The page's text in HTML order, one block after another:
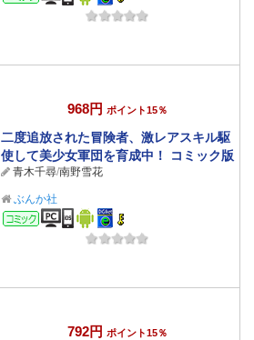
968円 ポイント15％
二度追放された冒険者、激レアスキル駆
使して美少女軍団を育成中！ コミック版
（7） 【かきおろし小説付】
青木千尋/南野雪花
ぶんか社
コミック
792円 ポイント15％